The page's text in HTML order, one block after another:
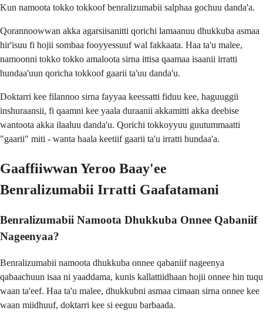
Kun namoota tokko tokkoof benralizumabii salphaa gochuu danda'a.
Qorannoowwan akka agarsiisanitti qorichi lamaanuu dhukkuba asmaa
hir'isuu fi hojii sombaa fooyyessuuf wal fakkaata. Haa ta'u malee,
namoonni tokko tokko amaloota sirna ittisa qaamaa isaanii irratti
hundaa'uun qoricha tokkoof gaarii ta'uu danda'u.
Doktarri kee filannoo sirna fayyaa keessatti fiduu kee, haguuggii
inshuraansii, fi qaamni kee yaala duraanii akkamitti akka deebise
wantoota akka ilaaluu danda'u. Qorichi tokkoyyuu guutummaatti
"gaarii" miti - wanta haala keetiif gaarii ta'u irratti hundaa'a.
Gaaffiiwwan Yeroo Baay'ee
Benralizumabii Irratti Gaafatamani
Benralizumabii Namoota Dhukkuba Onnee Qabaniif
Nageenyaa?
Benralizumabii namoota dhukkuba onnee qabaniif nageenya
qabaachuun isaa ni yaaddama, kunis kallattiidhaan hojii onnee hin tuqu
waan ta'eef. Haa ta'u malee, dhukkubni asmaa cimaan sirna onnee kee
waan miidhuuf, doktarri kee si eeguu barbaada.